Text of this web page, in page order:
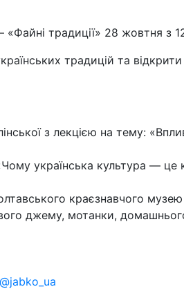
«Файні традиції» 28 жовтня з
традицій та
з лекцією на тему:
українська культура — це
краєзнавчого
джему, мотанки,
@jabko_ua